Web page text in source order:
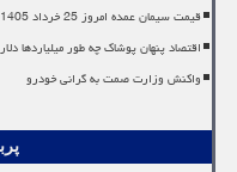
قیمت سیمان عمده امروز 25 خرداد 1405
اقتصاد پنهان پوشاک چه طور میلیاردها
واکنش وزارت صمت به گرانی خودرو